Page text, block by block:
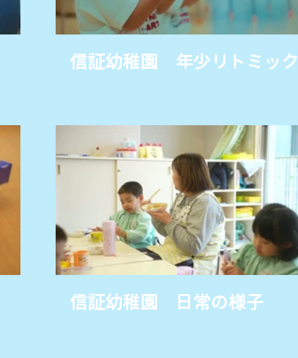
信証幼稚園 年少リトミック
信証幼稚園 日常の様子